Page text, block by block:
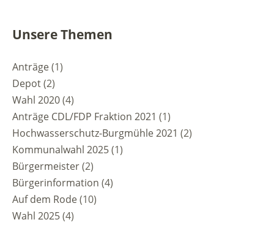
Unsere Themen
Anträge(1)
Depot(2)
Wahl 2020(4)
Anträge CDL/FDP Fraktion 2021 (1)
Hochwasserschutz-Burgmühle 2021 (2)
Kommunalwahl 2025(1)
Bürgermeister(2)
Bürgerinformation (4)
Auf dem Rode(10)
Wahl 2025(4)